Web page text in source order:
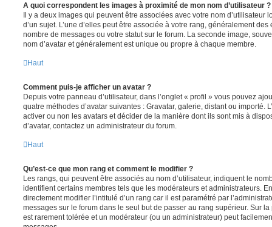
A quoi correspondent les images à proximité de mon nom d’utilisateur ?
Il y a deux images qui peuvent être associées avec votre nom d’utilisateur
d’un sujet. L’une d’elles peut être associée à votre rang, généralement
nombre de messages ou votre statut sur le forum. La seconde image,
nom d’avatar et généralement est unique ou propre à chaque membre.
Haut
Comment puis-je afficher un avatar ?
Depuis votre panneau d’utilisateur, dans l’onglet « profil » vous pouvez
quatre méthodes d’avatar suivantes : Gravatar, galerie, distant ou importé.
activer ou non les avatars et décider de la manière dont ils sont mis à
d’avatar, contactez un administrateur du forum.
Haut
Qu’est-ce que mon rang et comment le modifier ?
Les rangs, qui peuvent être associés au nom d’utilisateur, indiquent le
identifient certains membres tels que les modérateurs et administrateurs.
directement modifier l’intitulé d’un rang car il est paramétré par
messages sur le forum dans le seul but de passer au rang supérieur. Sur
est rarement tolérée et un modérateur (ou un administrateur) peut